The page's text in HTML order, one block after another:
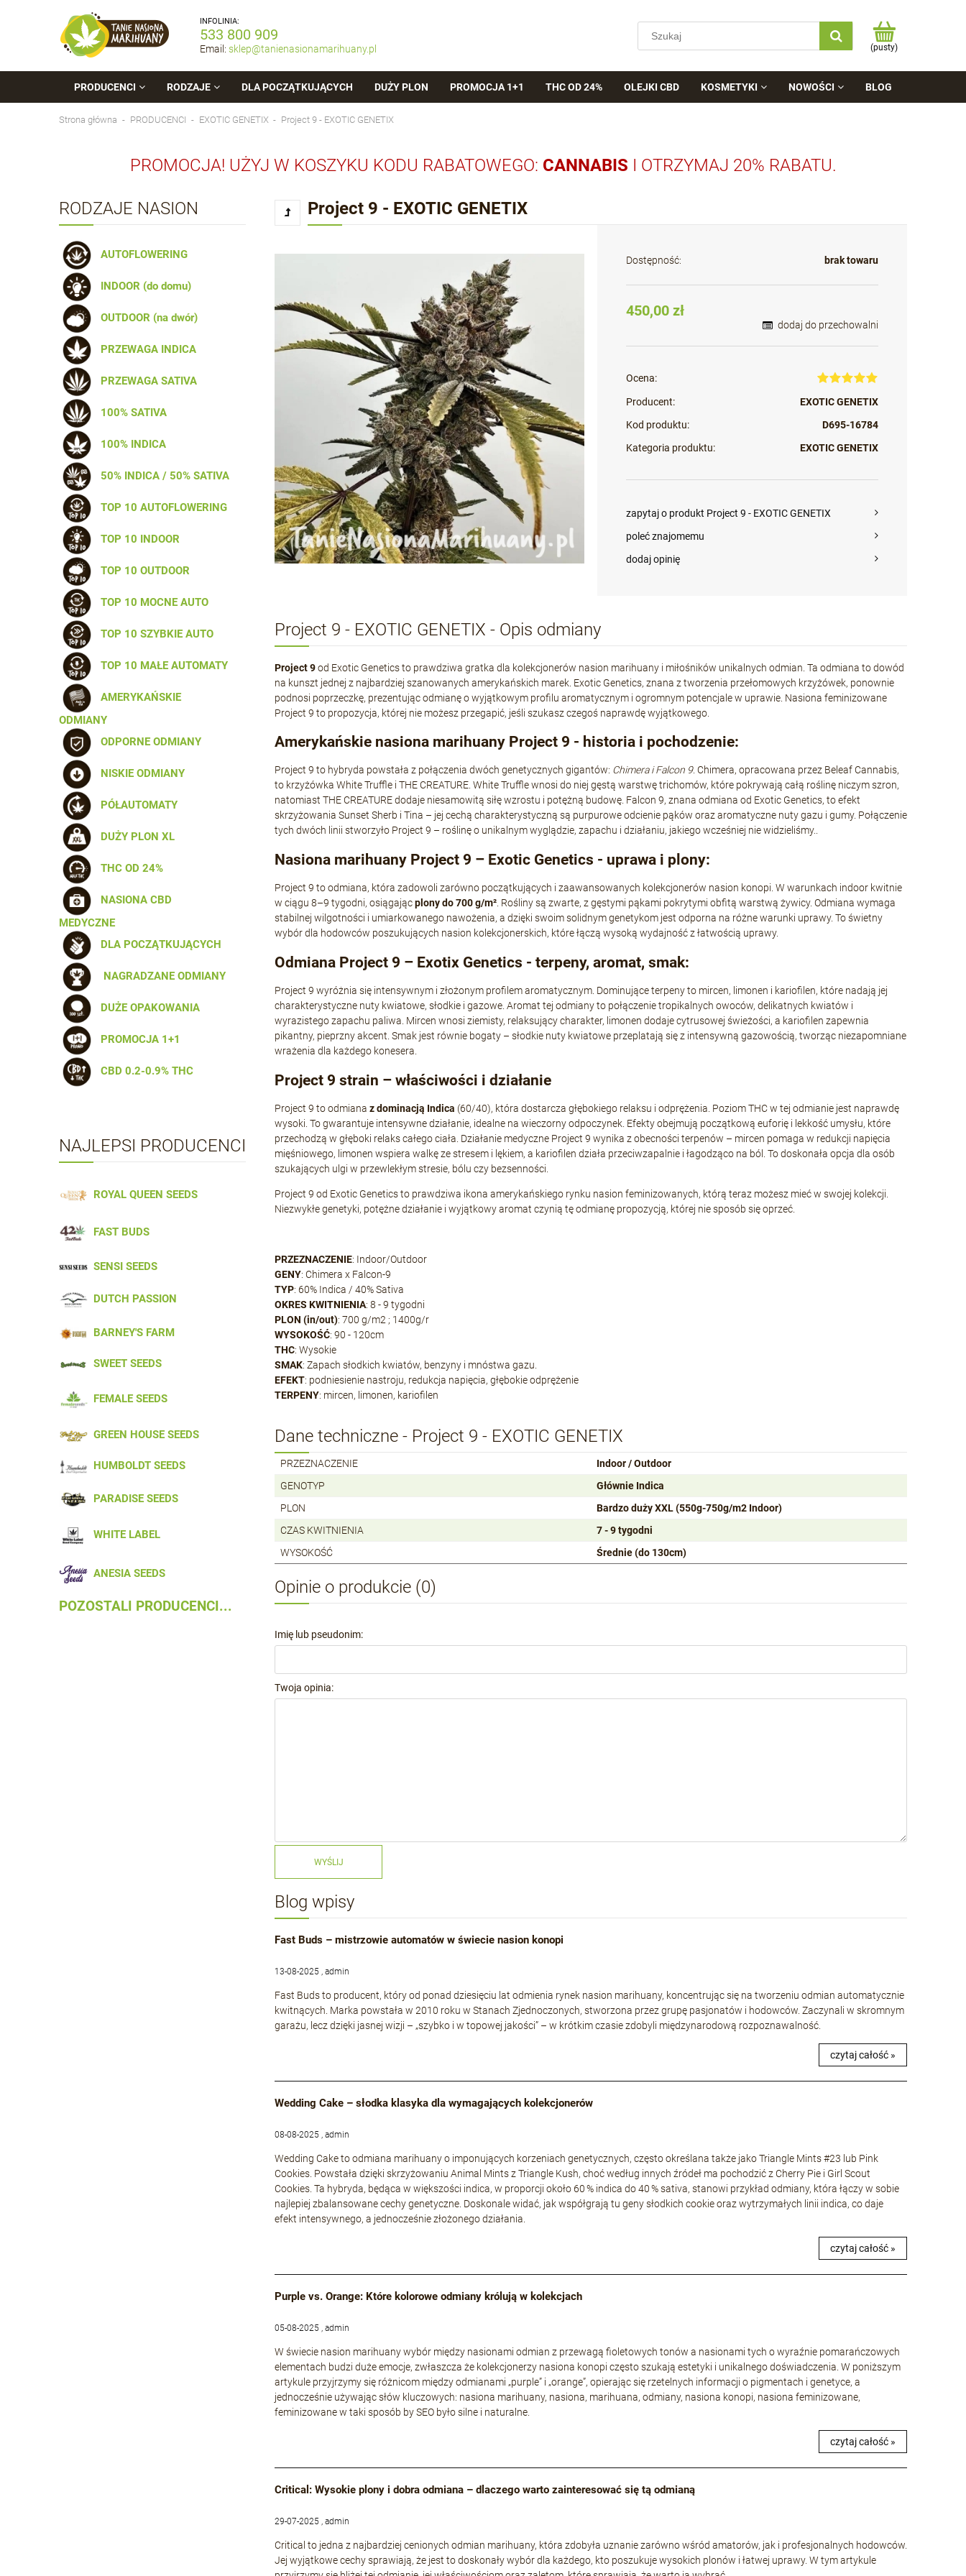
INFOLINIA:
533 800 909
Email: sklep@tanienasionamarihuany.pl (pusty)
PRODUCENCI RODZAJE DLA POCZĄTKUJĄCYCH DUŻY PLON PROMOCJA 1+1 THC OD 24% OLEJKI CBD KOSMETYKI NOWOŚCI BLOG
Strona główna PRODUCENCI EXOTIC GENETIX Project 9 - EXOTIC GENETIX
PROMOCJA! UŻYJ W KOSZYKU KODU RABATOWEGO: CANNABIS I OTRZYMAJ 20% RABATU.
RODZAJE NASION
AUTOFLOWERING
INDOOR (do domu)
OUTDOOR (na dwór)
PRZEWAGA INDICA
PRZEWAGA SATIVA
100% SATIVA
100% INDICA
50% INDICA / 50% SATIVA
TOP 10 AUTOFLOWERING
TOP 10 INDOOR
TOP 10 OUTDOOR
TOP 10 MOCNE AUTO
TOP 10 SZYBKIE AUTO
TOP 10 MAŁE AUTOMATY
AMERYKAŃSKIE
ODMIANY
ODPORNE ODMIANY
NISKIE ODMIANY
PÓŁAUTOMATY
DUŻY PLON XL
THC OD 24%
NASIONA CBD
MEDYCZNE
DLA POCZĄTKUJĄCYCH
NAGRADZANE ODMIANY
DUŻE OPAKOWANIA
PROMOCJA 1+1
CBD 0.2-0.9% THC
NAJLEPSI PRODUCENCI
ROYAL QUEEN SEEDS
FAST BUDS
SENSI SEEDS
DUTCH PASSION
BARNEY'S FARM
SWEET SEEDS
FEMALE SEEDS
GREEN HOUSE SEEDS
HUMBOLDT SEEDS
PARADISE SEEDS
WHITE LABEL
ANESIA SEEDS
POZOSTALI PRODUCENCI...
Project 9 - EXOTIC GENETIX
Dostępność: brak towaru
450,00 zł
dodaj do przechowalni
Ocena:
Producent:
EXOTIC GENETIX
Kod produktu:
D695-16784
Kategoria produktu:
EXOTIC GENETIX
zapytaj o produkt Project 9 - EXOTIC GENETIX
poleć znajomemu
dodaj opinię
Project 9 - EXOTIC GENETIX - Opis odmiany
Project 9od Exotic Genetics to prawdziwa gratka dla kolekcjonerów nasion marihuany i miłośników unikalnych odmian. Ta odmiana to dowód
na kunszt jednej z najbardziej szanowanych amerykańskich marek. Exotic Genetics, znana z tworzenia przełomowych krzyżówek, ponownie
podnosi poprzeczkę, prezentując odmianę o wyjątkowym profilu aromatycznym i ogromnym potencjale w uprawie. Nasiona feminizowane
Project 9 to propozycja, której nie możesz przegapić, jeśli szukasz czegoś naprawdę wyjątkowego.
Amerykańskie nasiona marihuany Project 9 - historia i pochodzenie:
Project 9 to hybryda powstała z połączenia dwóch genetycznych gigantów: Chimera i Falcon 9. Chimera, opracowana przez Beleaf Cannabis,
to krzyżówka White Truffle i THE CREATURE. White Truffle wnosi do niej gęstą warstwę trichomów, które pokrywają całą roślinę niczym szron,
natomiast THE CREATURE dodaje niesamowitą siłę wzrostu i potężną budowę. Falcon 9, znana odmiana od Exotic Genetics, to efekt
skrzyżowania Sunset Sherb i Tina – jej cechą charakterystyczną są purpurowe odcienie pąków oraz aromatyczne nuty gazu i gumy. Połączenie
tych dwóch linii stworzyło Project 9 – roślinę o unikalnym wyglądzie, zapachu i działaniu, jakiego wcześniej nie widzieliśmy..
Nasiona marihuany Project 9 – Exotic Genetics - uprawa i plony:
Project 9 to odmiana, która zadowoli zarówno początkujących i zaawansowanych kolekcjonerów nasion konopi. W warunkach indoor kwitnie
w ciągu 8–9 tygodni, osiągającplony do 700 g/m². Rośliny są zwarte, z gęstymi pąkami pokrytymi obfitą warstwą żywicy. Odmiana wymaga
stabilnej wilgotności i umiarkowanego nawożenia, a dzięki swoim solidnym genetykom jest odporna na różne warunki uprawy. To świetny
wybór dla hodowców poszukujących nasion kolekcjonerskich, które łączą wysoką wydajność z łatwością uprawy.
Odmiana Project 9 – Exotix Genetics - terpeny, aromat, smak:
Project 9 wyróżnia się intensywnym i złożonym profilem aromatycznym. Dominujące terpeny to mircen, limonen i kariofilen, które nadają jej
charakterystyczne nuty kwiatowe, słodkie i gazowe. Aromat tej odmiany to połączenie tropikalnych owoców, delikatnych kwiatów i
wyrazistego zapachu paliwa. Mircen wnosi ziemisty, relaksujący charakter, limonen dodaje cytrusowej świeżości, a kariofilen zapewnia
pikantny, pieprzny akcent. Smak jest równie bogaty – słodkie nuty kwiatowe przeplatają się z intensywną gazowością, tworząc niezapomniane
wrażenia dla każdego konesera.
Project 9 strain – właściwości i działanie
Project 9 to odmiana z dominacją Indica (60/40), która dostarcza głębokiego relaksu i odprężenia. Poziom THC w tej odmianie jest naprawdę
wysoki. To gwarantuje intensywne działanie, idealne na wieczorny odpoczynek. Efekty obejmują początkową euforię i lekkość umysłu, które
przechodzą w głęboki relaks całego ciała. Działanie medyczne Project 9 wynika z obecności terpenów – mircen pomaga w redukcji napięcia
mięśniowego, limonen wspiera walkę ze stresem i lękiem, a kariofilen działa przeciwzapalnie i łagodząco na ból. To doskonała opcja dla osób
szukających ulgi w przewlekłym stresie, bólu czy bezsenności.
Project 9 od Exotic Genetics to prawdziwa ikona amerykańskiego rynku nasion feminizowanych, którą teraz możesz mieć w swojej kolekcji.
Niezwykłe genetyki, potężne działanie i wyjątkowy aromat czynią tę odmianę propozycją, której nie sposób się oprzeć.
PRZEZNACZENIE: Indoor/Outdoor
GENY: Chimera x Falcon-9
TYP: 60% Indica / 40% Sativa
OKRES KWITNIENIA: 8 - 9 tygodni
PLON (in/out): 700 g/m2 ; 1400g/r
WYSOKOŚĆ: 90 - 120cm
THC: Wysokie
SMAK: Zapach słodkich kwiatów, benzyny i mnóstwa gazu.
EFEKT: podniesienie nastroju, redukcja napięcia, głębokie odprężenie
TERPENY: mircen, limonen, kariofilen
Dane techniczne - Project 9 - EXOTIC GENETIX
PRZEZNACZENIE
Indoor / Outdoor
GENOTYP
Głównie Indica
PLON
Bardzo duży XXL (550g-750g/m2 Indoor)
CZAS KWITNIENIA
7 - 9 tygodni
WYSOKOŚĆ
Średnie (do 130cm)
Opinie o produkcie (0)
Imię lub pseudonim:
Twoja opinia:
WYŚLIJ
Blog wpisy
Fast Buds – mistrzowie automatów w świecie nasion konopi
13-08-2025 , admin
Fast Buds to producent, który od ponad dziesięciu lat odmienia rynek nasion marihuany, koncentrując się na tworzeniu odmian automatycznie
kwitnących. Marka powstała w 2010 roku w Stanach Zjednoczonych, stworzona przez grupę pasjonatów i hodowców. Zaczynali w skromnym
garażu, lecz dzięki jasnej wizji – „szybko i w topowej jakości” – w krótkim czasie zdobyli międzynarodową rozpoznawalność.
czytaj całość »
Wedding Cake – słodka klasyka dla wymagających kolekcjonerów
08-08-2025 , admin
Wedding Cake to odmiana marihuany o imponujących korzeniach genetycznych, często określana także jako Triangle Mints #23 lub Pink
Cookies. Powstała dzięki skrzyżowaniu Animal Mints z Triangle Kush, choć według innych źródeł ma pochodzić z Cherry Pie i Girl Scout
Cookies. Ta hybryda, będąca w większości indica, w proporcji około 60 % indica do 40 % sativa, stanowi przykład odmiany, która łączy w sobie
najlepiej zbalansowane cechy genetyczne. Doskonale widać, jak współgrają tu geny słodkich cookie oraz wytrzymałych linii indica, co daje
efekt intensywnego, a jednocześnie złożonego działania.
czytaj całość »
Purple vs. Orange: Które kolorowe odmiany królują w kolekcjach
05-08-2025 , admin
W świecie nasion marihuany wybór między nasionami odmian z przewagą fioletowych tonów a nasionami tych o wyraźnie pomarańczowych
elementach budzi duże emocje, zwłaszcza że kolekcjonerzy nasiona konopi często szukają estetyki i unikalnego doświadczenia. W poniższym
artykule przyjrzymy się różnicom między odmianami „purple” i „orange”, opierając się rzetelnych informacji o pigmentach i genetyce, a
jednocześnie używając słów kluczowych: nasiona marihuany, nasiona, marihuana, odmiany, nasiona konopi, nasiona feminizowane,
feminizowane w taki sposób by SEO było silne i naturalne.
czytaj całość »
Critical: Wysokie plony i dobra odmiana – dlaczego warto zainteresować się tą odmianą
29-07-2025 , admin
Critical to jedna z najbardziej cenionych odmian marihuany, która zdobyła uznanie zarówno wśród amatorów, jak i profesjonalnych hodowców.
Jej wyjątkowe cechy sprawiają, że jest to doskonały wybór dla każdego, kto poszukuje wysokich plonów i łatwej uprawy. W tym artykule